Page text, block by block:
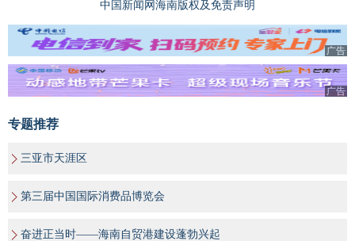
中国新闻网海南版权及免责声明
广告
广告
专题推荐
三亚市天涯区
第三届中国国际消费品博览会
奋进正当时——海南自贸港建设蓬勃兴起